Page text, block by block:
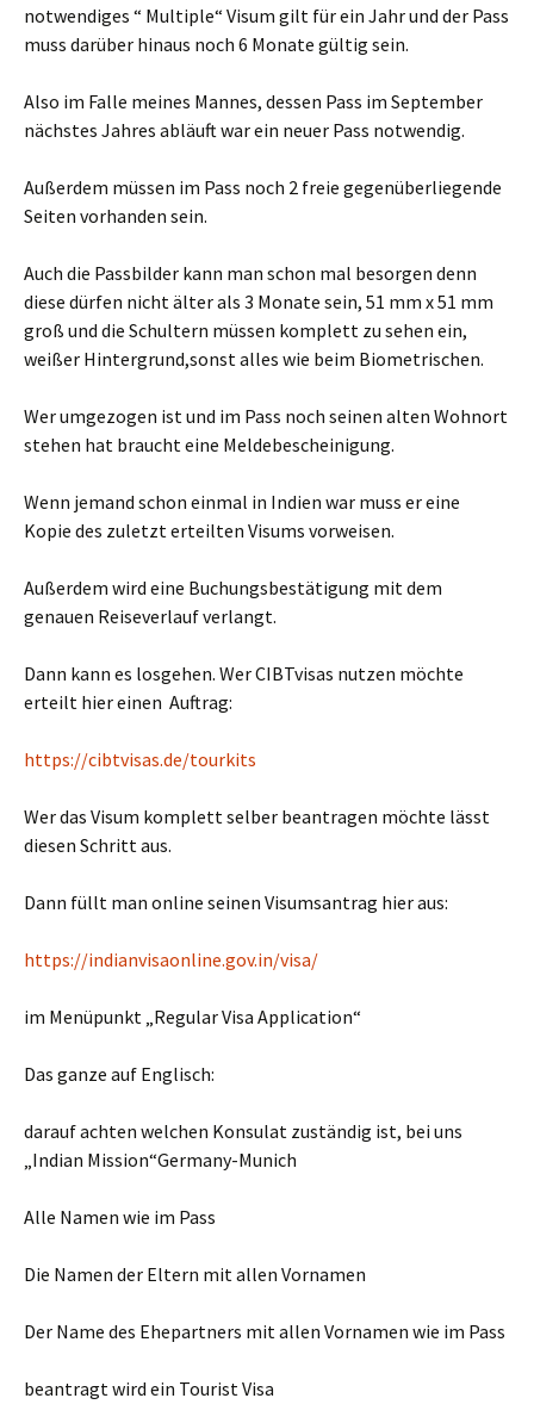
notwendiges “ Multiple“ Visum gilt für ein Jahr und der Pass
muss darüber hinaus noch 6 Monate gültig sein.
Also im Falle meines Mannes, dessen Pass im September
nächstes Jahres abläuft war ein neuer Pass notwendig.
Außerdem müssen im Pass noch 2 freie gegenüberliegende
Seiten vorhanden sein.
Auch die Passbilder kann man schon mal besorgen denn
diese dürfen nicht älter als 3 Monate sein, 51 mm x 51 mm
groß und die Schultern müssen komplett zu sehen ein,
weißer Hintergrund,sonst alles wie beim Biometrischen.
Wer umgezogen ist und im Pass noch seinen alten Wohnort
stehen hat braucht eine Meldebescheinigung.
Wenn jemand schon einmal in Indien war muss er eine
Kopie des zuletzt erteilten Visums vorweisen.
Außerdem wird eine Buchungsbestätigung mit dem
genauen Reiseverlauf verlangt.
Dann kann es losgehen. Wer CIBTvisas nutzen möchte
erteilt hier einen Auftrag:
https://cibtvisas.de/tourkits
Wer das Visum komplett selber beantragen möchte lässt
diesen Schritt aus.
Dann füllt man online seinen Visumsantrag hier aus:
https://indianvisaonline.gov.in/visa/
im Menüpunkt „Regular Visa Application“
Das ganze auf Englisch:
darauf achten welchen Konsulat zuständig ist, bei uns
„Indian Mission“Germany-Munich
Alle Namen wie im Pass
Die Namen der Eltern mit allen Vornamen
Der Name des Ehepartners mit allen Vornamen wie im Pass
beantragt wird ein Tourist Visa